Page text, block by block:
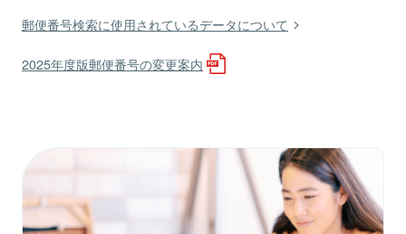
郵便番号検索に使用されているデータについて
2025年度版郵便番号の変更案内